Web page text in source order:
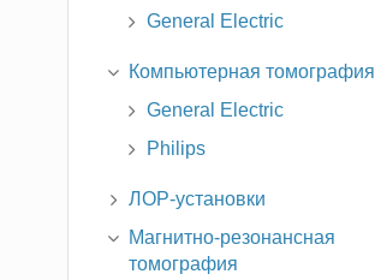
General Electric
Компьютерная томография
General Electric
Philips
ЛОР-установки
Магнитно-резонансная
томография